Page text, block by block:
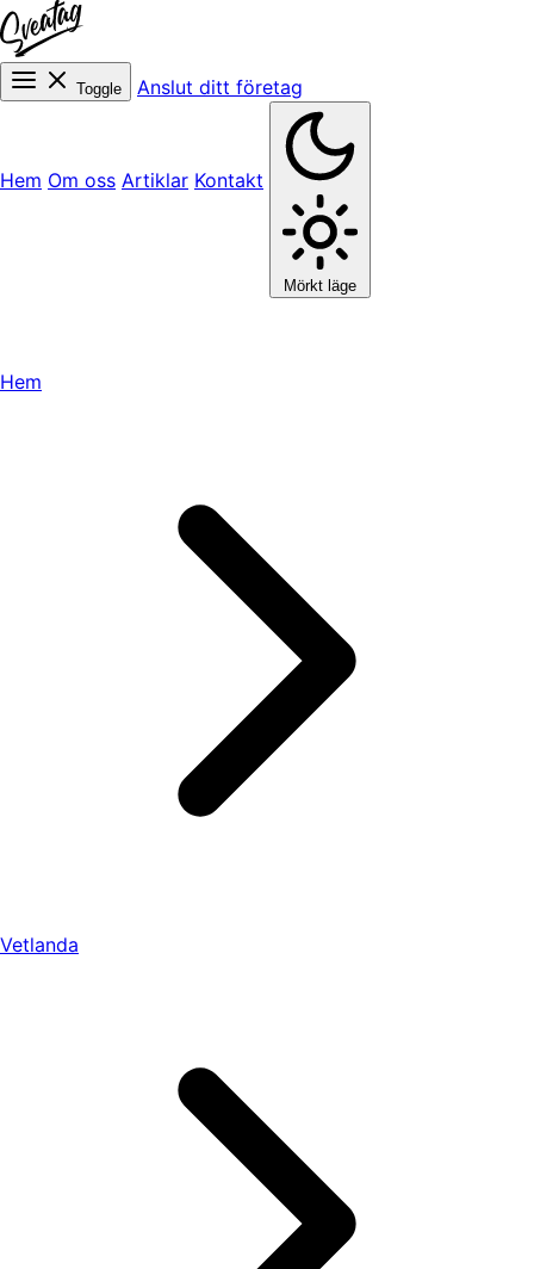
Toggle Anslut ditt företag
Hem Om oss Artiklar Kontakt
Mörkt läge
Hem
Vetlanda